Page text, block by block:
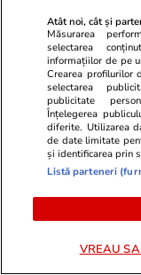
Viva.ro
Breaking
moment a lui
s-a produs un
Azi,
a anunțat tot
Atât noi, cât și
Măsurarea
selectarea
informațiilor de pe
Crearea profilurilor
selectarea
publicitate
Înțelegerea
diferite. Utilizarea
de date limitate
și identificarea prin
Listă parteneri
VREAU